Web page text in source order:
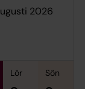
augusti 2026
lör sön